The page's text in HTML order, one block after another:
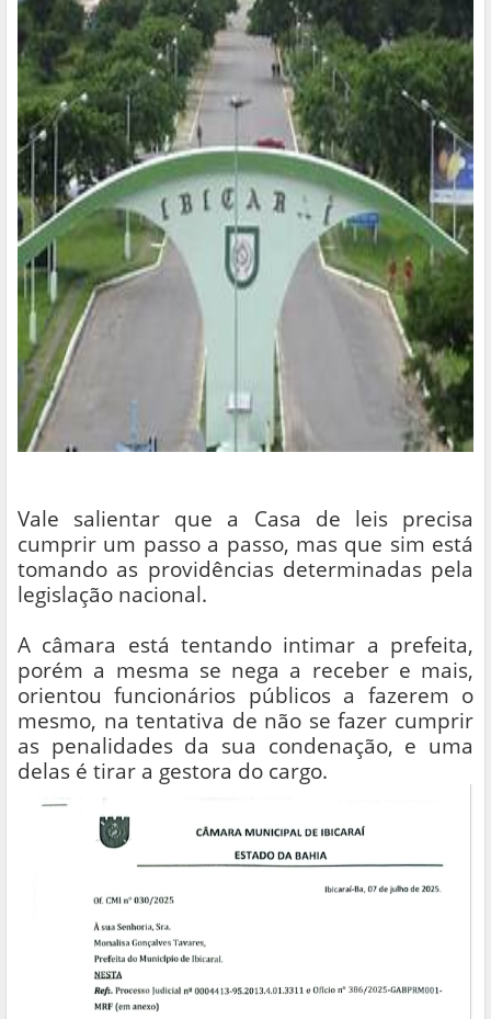
Vale salientar que a Casa de leis precisa
cumprir um passo a passo, mas que sim está
tomando as providências determinadas pela
legislação nacional.
A câmara está tentando intimar a prefeita,
porém a mesma se nega a receber e mais,
orientou funcionários públicos a fazerem o
mesmo, na tentativa de não se fazer cumprir
as penalidades da sua condenação, e uma
delas é tirar a gestora do cargo.